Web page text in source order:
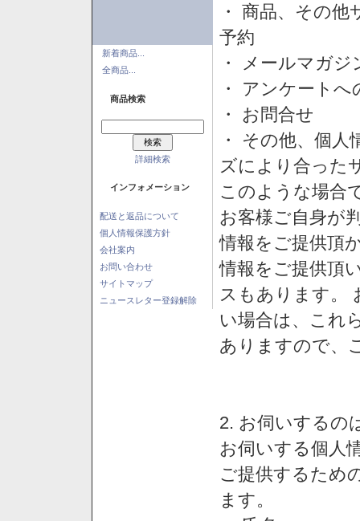
新着商品...
全商品...
商品検索
詳細検索
インフォメーション
配送と返品について
個人情報保護方針
会社案内
お問い合わせ
サイトマップ
ニュースレター登録解除
・ 商品、その
予約
・ メールマガ
・ アンケートへ
・ お問合せ
・ その他、個
ズにより合った
このような場合
お客様ご自身が
情報をご提供頂
情報をご提供頂
スもあります。
い場合は、これ
ありますので、
2. お伺いするの
お伺いする個人
ご提供するため
ます。